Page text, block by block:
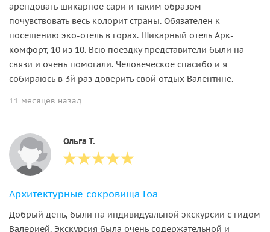
арендовать шикарное сари и таким образом
почувствовать весь колорит страны. Обязателен к
посещению эко-отель в горах. Шикарный отель Арк-
комфорт, 10 из 10. Всю поездку представители были на
связи и очень помогали. Человеческое спасибо и я
собираюсь в 3й раз доверить свой отдых Валентине.
11 месяцев назад
Ольга Т.
Архитектурные сокровища Гоа
Добрый день, были на индивидуальной экскурсии с гидом
Валерией. Экскурсия была очень содержательной и